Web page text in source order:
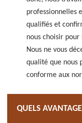
professionnelles
qualifiés et
nous choisir
Nous ne vous
qualité que nous
conforme aux
QUELS